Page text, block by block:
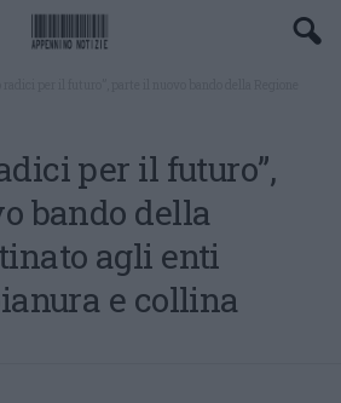
per il futuro”,
bando della
agli enti
e collina